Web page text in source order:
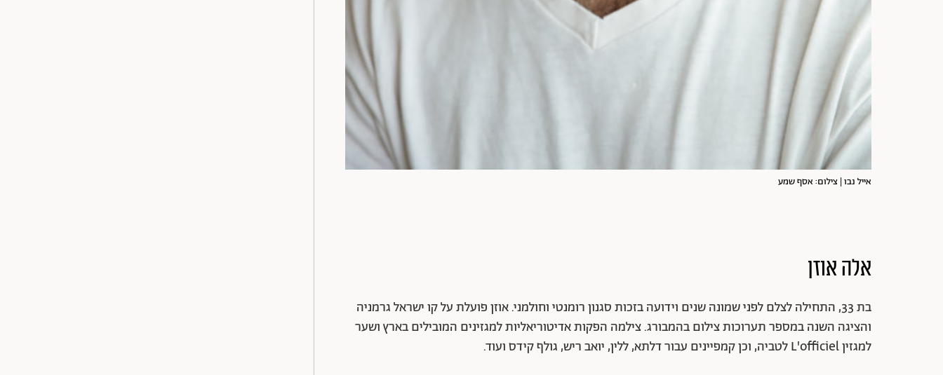
אייל נבו | צילום: אסף שמע
אלה אוזן
בת 33, התחילה לצלם לפני שמונה שנים וידועה בזכות סגנון רומנטי וחולמני. אוזן פועלת על קו ישראל גרמניה
והציגה השנה במספר תערוכות צילום בהמבורג. צילמה הפקות אדיטוריאליות למגזינים המובילים בארץ ושער
למגזין L'officiel לטביה, וכן קמפיינים עבור דלתא, ללין, יואב ריש, גולף קידס ועוד.